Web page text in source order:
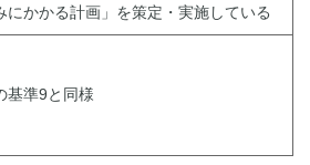
にかかる計画」を策定・実施している
基準9と同様